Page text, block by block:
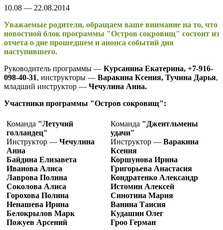
10.08 — 22.08.2014
Уважаемые родители, обращаем ваше внимание на то, что
новостной блок программы "Остров сокровищ" состоит из
отчета о дне прошедшем и анонса событий дня
наступившего.
Руководитель программы — Курсанина Екатерина, +7-916-
098-40-31, инструкторы — Варакина Ксения, Тучина Дарья,
младший инструктор — Чечулина Анна.
Участники программы "Остров сокровищ":
Команда "Летучий
голландец"
Инструктор — Чечулина
Анна
Байдина Елизавета
Иванова Алиса
Лаврова Полина
Соколова Алиса
Горохова Полина
Ненашева Ирина
Белокрылов Марк
Пожуев Арсений
Команда "Джентльмены
удачи"
Инструктор — Варакина
Ксения
Коршунова Ирина
Григорьева Анастасия
Кондратенко Александр
Истомин Алексей
Синотина Мария
Ванина Таисия
Кудашин Олег
Гроо Герман